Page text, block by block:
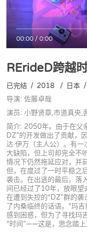
00:00/0:00
RErideD跨越
已完结 / 2018 / 日本 /
导演: 佐藤卓哉
演员: 小野贤章,市道真央,
简介: 2050年。由于在父
DZ”的开发做出了贡献，
达·伊万（主人公）。有
大缺陷，但上司却完全不
情况下仍然拖延应对，并
但，在度过了一时平稳之
袭击。在出逃的最后，落
间已经过了10年，放眼望
在遭到失控的“DZ”群的
了内桑临终的话语。“玛
感到困惑，但为了寻找玛
“时间”——这是，思念踏上